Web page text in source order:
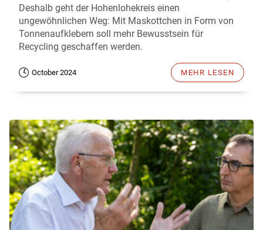
Deshalb geht der Hohenlohekreis einen
ungewöhnlichen Weg: Mit Maskottchen in Form von
Tonnenaufklebern soll mehr Bewusstsein für
Recycling geschaffen werden.
October 2024 MEHR LESEN